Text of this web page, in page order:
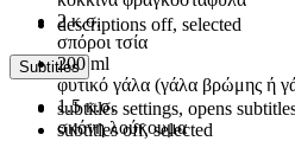
descriptions off, selected
Subtitles
subtitles settings, opens
subtitles off, selected
2κ.σ.
σπόροι τσία
200ml
φυτικό γάλα (γάλα βρώμης ή
1.5κ.σ.
σκόνη λούκουμα